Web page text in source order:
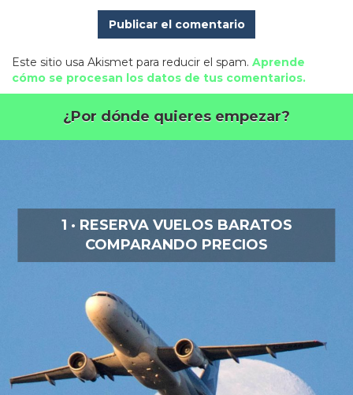
Este sitio usa Akismet para reducir el spam. Aprende
cómo se procesan los datos de tus comentarios.
¿Por dónde quieres empezar?
1 · RESERVA VUELOS BARATOS
COMPARANDO PRECIOS